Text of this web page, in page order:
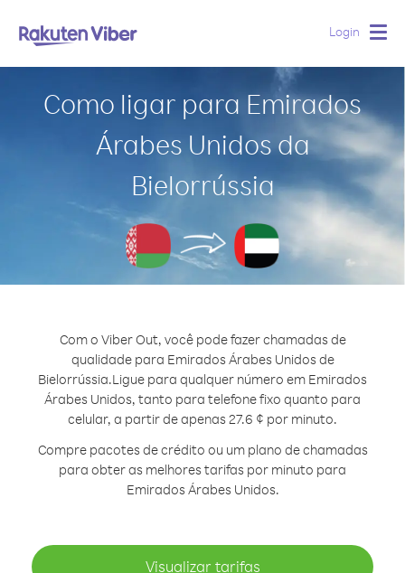
Login
Como ligar para Emirados
Árabes Unidos da
Bielorrússia
Com o Viber Out, você pode fazer chamadas de
qualidade para Emirados Árabes Unidos de
Bielorrússia.Ligue para qualquer número em Emirados
Árabes Unidos, tanto para telefone fixo quanto para
celular, a partir de apenas 27.6 ¢ por minuto.
Compre pacotes de crédito ou um plano de chamadas
para obter as melhores tarifas por minuto para
Emirados Árabes Unidos.
Visualizar tarifas